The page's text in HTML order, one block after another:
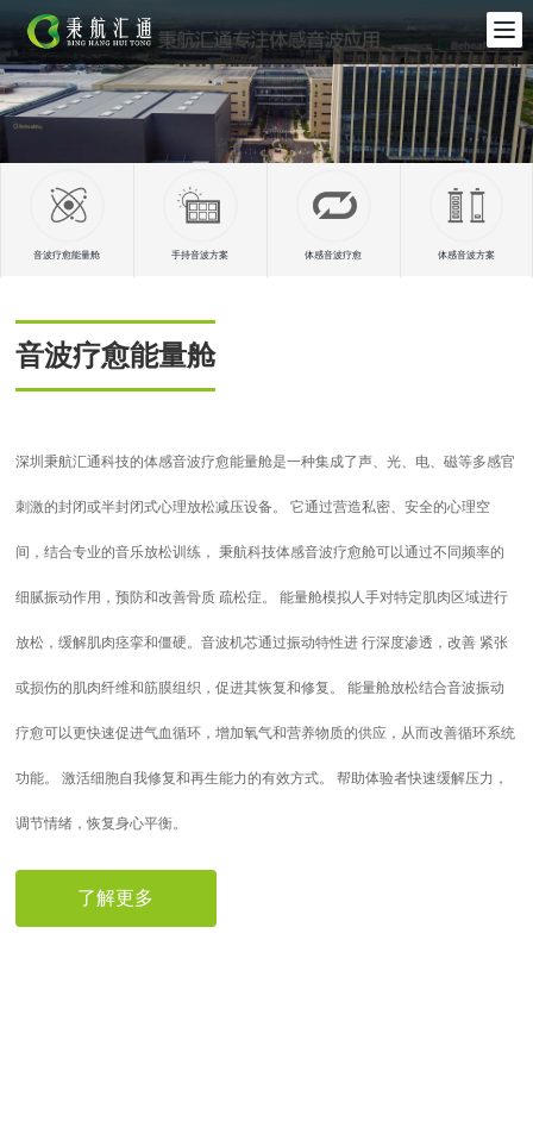
音波疗愈能量舱 手持音波方案 体感音波疗愈 体感音波方案
音波疗愈能量舱
深圳秉航汇通科技的体感音波疗愈能量舱是一种集成了声、光、电、磁等多感官
刺激的封闭或半封闭式心理放松减压设备。 它通过营造私密、安全的心理空
间，结合专业的音乐放松训练， 秉航科技体感音波疗愈舱可以通过不同频率的
细腻振动作用，预防和改善骨质 疏松症。 能量舱模拟人手对特定肌肉区域进行
放松，缓解肌肉痉挛和僵硬。音波机芯通过振动特性进 行深度渗透，改善 紧张
或损伤的肌肉纤维和筋膜组织，促进其恢复和修复。 能量舱放松结合音波振动
疗愈可以更快速促进气血循环，增加氧气和营养物质的供应，从而改善循环系统
功能。 激活细胞自我修复和再生能力的有效方式。 帮助体验者快速缓解压力，
调节情绪，恢复身心平衡。
了解更多